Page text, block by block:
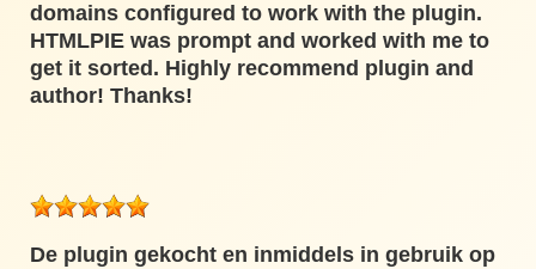
domains configured to work with the plugin.
HTMLPIE was prompt and worked with me to
get it sorted. Highly recommend plugin and
author! Thanks!
De plugin gekocht en inmiddels in gebruik op